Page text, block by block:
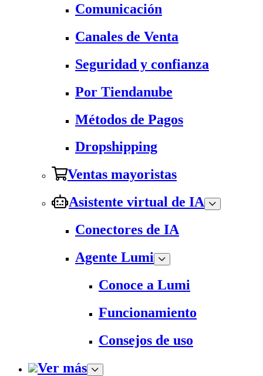
Comunicación
Canales de Venta
Seguridad y confianza
Por Tiendanube
Métodos de Pagos
Dropshipping
Ventas mayoristas
Asistente virtual de IA
Conectores de IA
Agente Lumi
Conoce a Lumi
Funcionamiento
Consejos de uso
Ver más